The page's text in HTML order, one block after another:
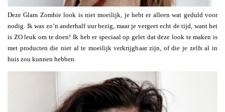
Deze Glam Zombie look is niet moeilijk, je hebt er alleen wat geduld voor
nodig. Ik was zo’n anderhalf uur bezig, maar je vergeet echt de tijd, want het
is ZO leuk om te doen! Ik heb er speciaal op gelet dat deze look te maken is
met producten die niet al te moeilijk verkrijgbaar zijn, of die je zelfs al in
huis zou kunnen hebben.